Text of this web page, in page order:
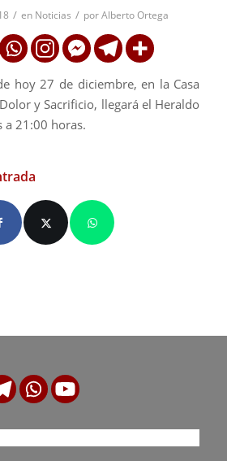
/ en Noticias / porAlberto Ortega
hoy 27 de diciembre, en la Casa
y Sacrificio, llegará el Heraldo
a 21:00 horas.